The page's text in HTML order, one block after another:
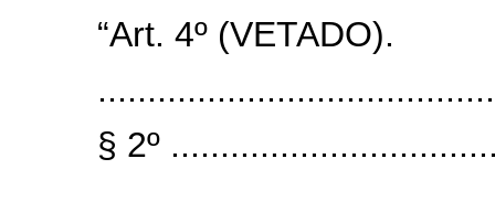
“Art. 4º (VETADO).
§ 2º